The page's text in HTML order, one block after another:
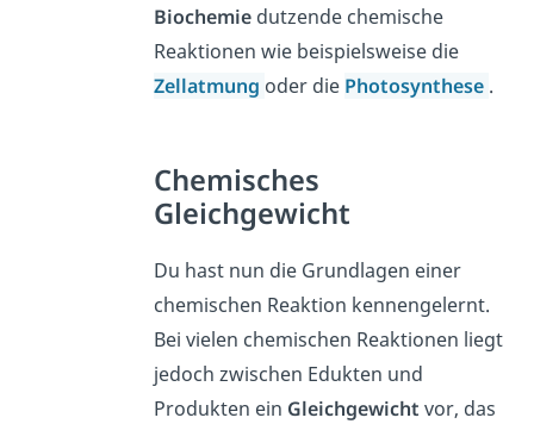
Biochemie dutzende chemische
Reaktionen wie beispielsweise die
Zellatmung oder die Photosynthese .
Chemisches
Gleichgewicht
Du hast nun die Grundlagen einer
chemischen Reaktion kennengelernt.
Bei vielen chemischen Reaktionen liegt
jedoch zwischen Edukten und
Produkten ein Gleichgewicht vor, das